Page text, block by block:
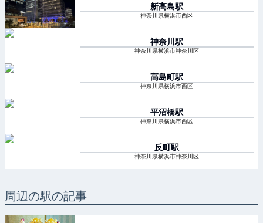
新高島駅
神奈川県横浜市西区
神奈川 駅
神奈川県横浜市神奈川区
高島町駅
神奈川県横浜市西区
平沼橋駅
神奈川県横浜市西区
反町駅
神奈川県横浜市神奈川区
周辺の駅の記事